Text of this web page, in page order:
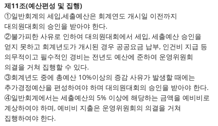
제11조(예산편성 및 집행)
①일반회계의 세입,세출예산은 회계연도 개시일 이전까지
대의원대회의 승인을 받아야 한다.
②불가피한 사유로 인하여 대의원대회에서 세입, 세출예산 승인을
얻지 못하고 회계년도가 개시된 경우 공공요금 납부, 인건비 지급 등
의무적이고 필수적인 경비는 전년도 예산에 준하여 운영위원회
의결을 거쳐 집행할 수 있다.
③회계년도 중에 총예산 10%이상의 증감 사유가 발생할 때에는
추가경정예산을 편성하여야 하며 대의원대회의 승인을 받아야 한다.
④일반회계에서는 세출예산의 5% 이상에 해당하는 금액을 예비비로
계상하여야 하며, 예비비 지출은 운영위원회의 의결을 거쳐
집행하여야 한다.